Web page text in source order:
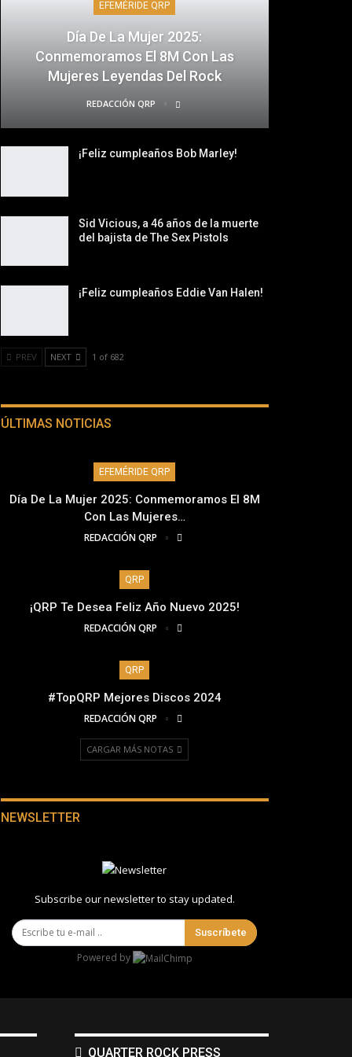
EFEMÉRIDE QRP
Día De La Mujer 2025:
Conmemoramos El 8M Con Las
Mujeres Leyendas Del Rock
REDACCIÓN QRP
¡Feliz cumpleaños Bob Marley!
Sid Vicious, a 46 años de la muerte
del bajista de The Sex Pistols
¡Feliz cumpleaños Eddie Van Halen!
PREV NEXT 1 of 682
ÚLTIMAS NOTICIAS
EFEMÉRIDE QRP
Día De La Mujer 2025: Conmemoramos El 8M
Con Las Mujeres…
REDACCIÓN QRP
QRP
¡QRP Te Desea Feliz Año Nuevo 2025!
REDACCIÓN QRP
QRP
#TopQRP Mejores Discos 2024
REDACCIÓN QRP
CARGAR MÁS NOTAS
NEWSLETTER
Subscribe our newsletter to stay updated.
Suscríbete
Powered by
QUARTER ROCK PRESS